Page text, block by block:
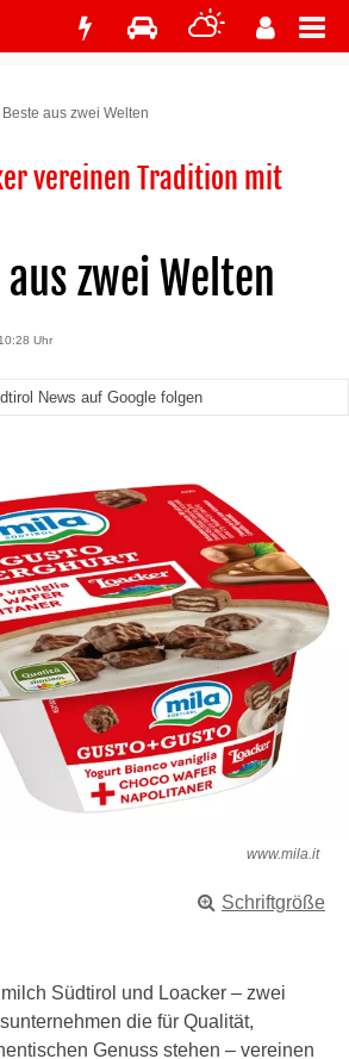
Beste aus zwei Welten
vereinen Tradition mit
aus zwei Welten
Uhr
News auf Google folgen
www.mila.it
Schriftgröße
Südtirol und Loacker – zwei
die für Qualität,
Genuss stehen – vereinen